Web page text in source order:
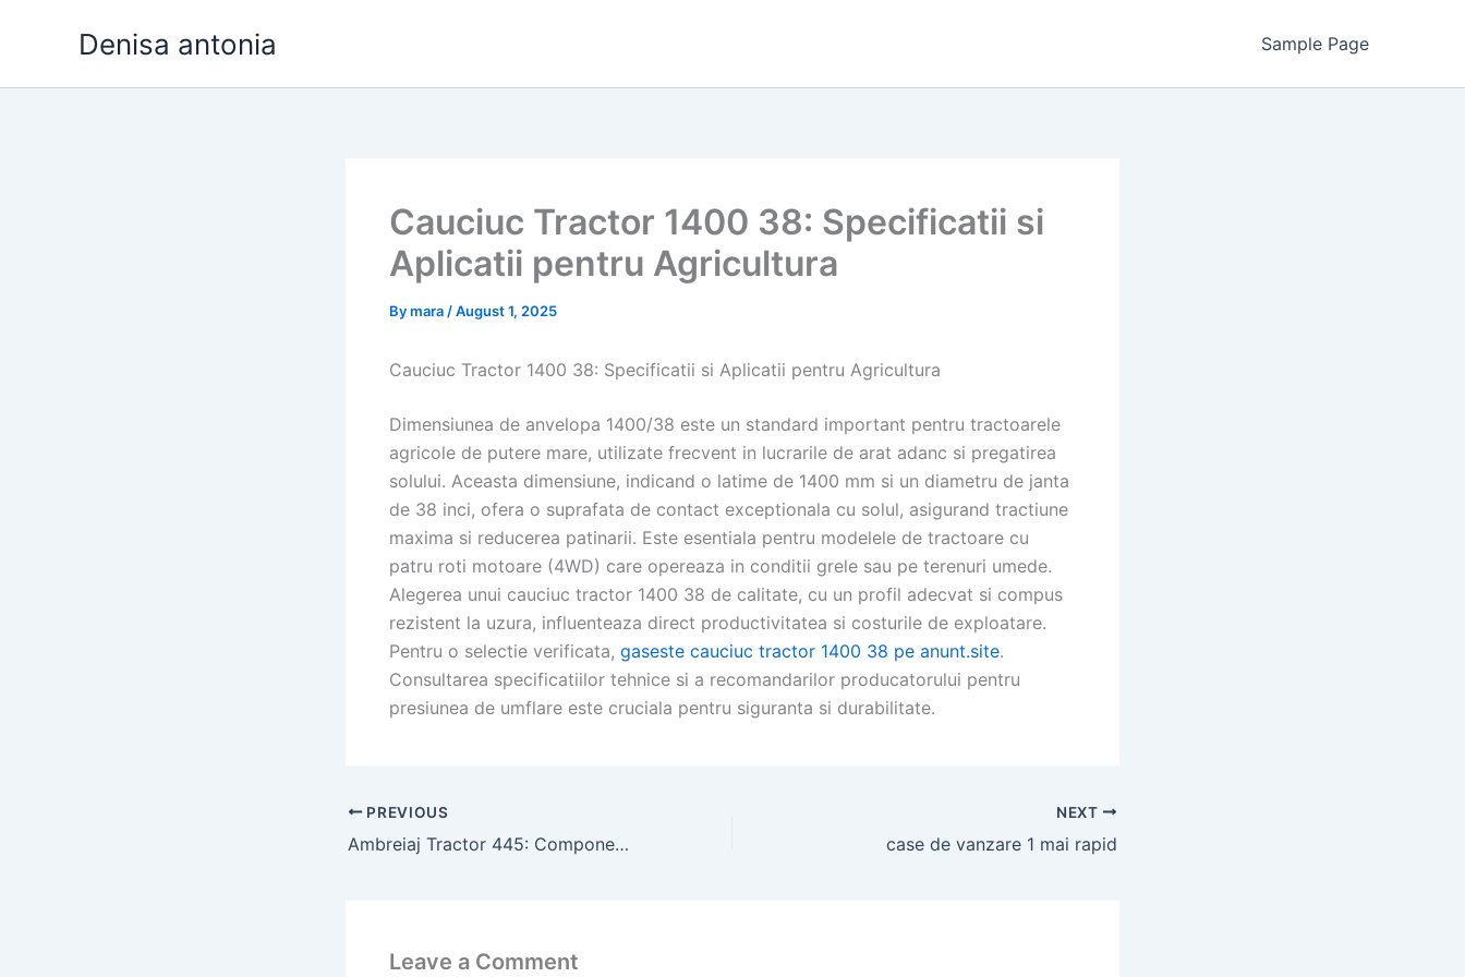
Denisa antonia Sample Page
Cauciuc Tractor 1400 38: Specificatii si
Aplicatii pentru Agricultura
Bymara /August 1, 2025
Cauciuc Tractor 1400 38: Specificatii si Aplicatii pentru Agricultura
Dimensiunea de anvelopa 1400/38 este un standard important pentru tractoarele
agricole de putere mare, utilizate frecvent in lucrarile de arat adanc si pregatirea
solului. Aceasta dimensiune, indicand o latime de 1400 mm si un diametru de janta
de 38 inci, ofera o suprafata de contact exceptionala cu solul, asigurand tractiune
maxima si reducerea patinarii. Este esentiala pentru modelele de tractoare cu
patru roti motoare (4WD) care opereaza in conditii grele sau pe terenuri umede.
Alegerea unui cauciuc tractor 1400 38 de calitate, cu un profil adecvat si compus
rezistent la uzura, influenteaza direct productivitatea si costurile de exploatare.
Pentru o selectie verificata, gaseste cauciuc tractor 1400 38 pe anunt.site.
Consultarea specificatiilor tehnice si a recomandarilor producatorului pentru
presiunea de umflare este cruciala pentru siguranta si durabilitate.
PREVIOUS
Ambreiaj Tractor 445: Componentă Esențială pentru Tractoare
NEXT
case de vanzare 1 mai rapid
Leave a Comment